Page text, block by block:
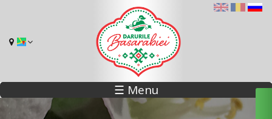
☰ Menu